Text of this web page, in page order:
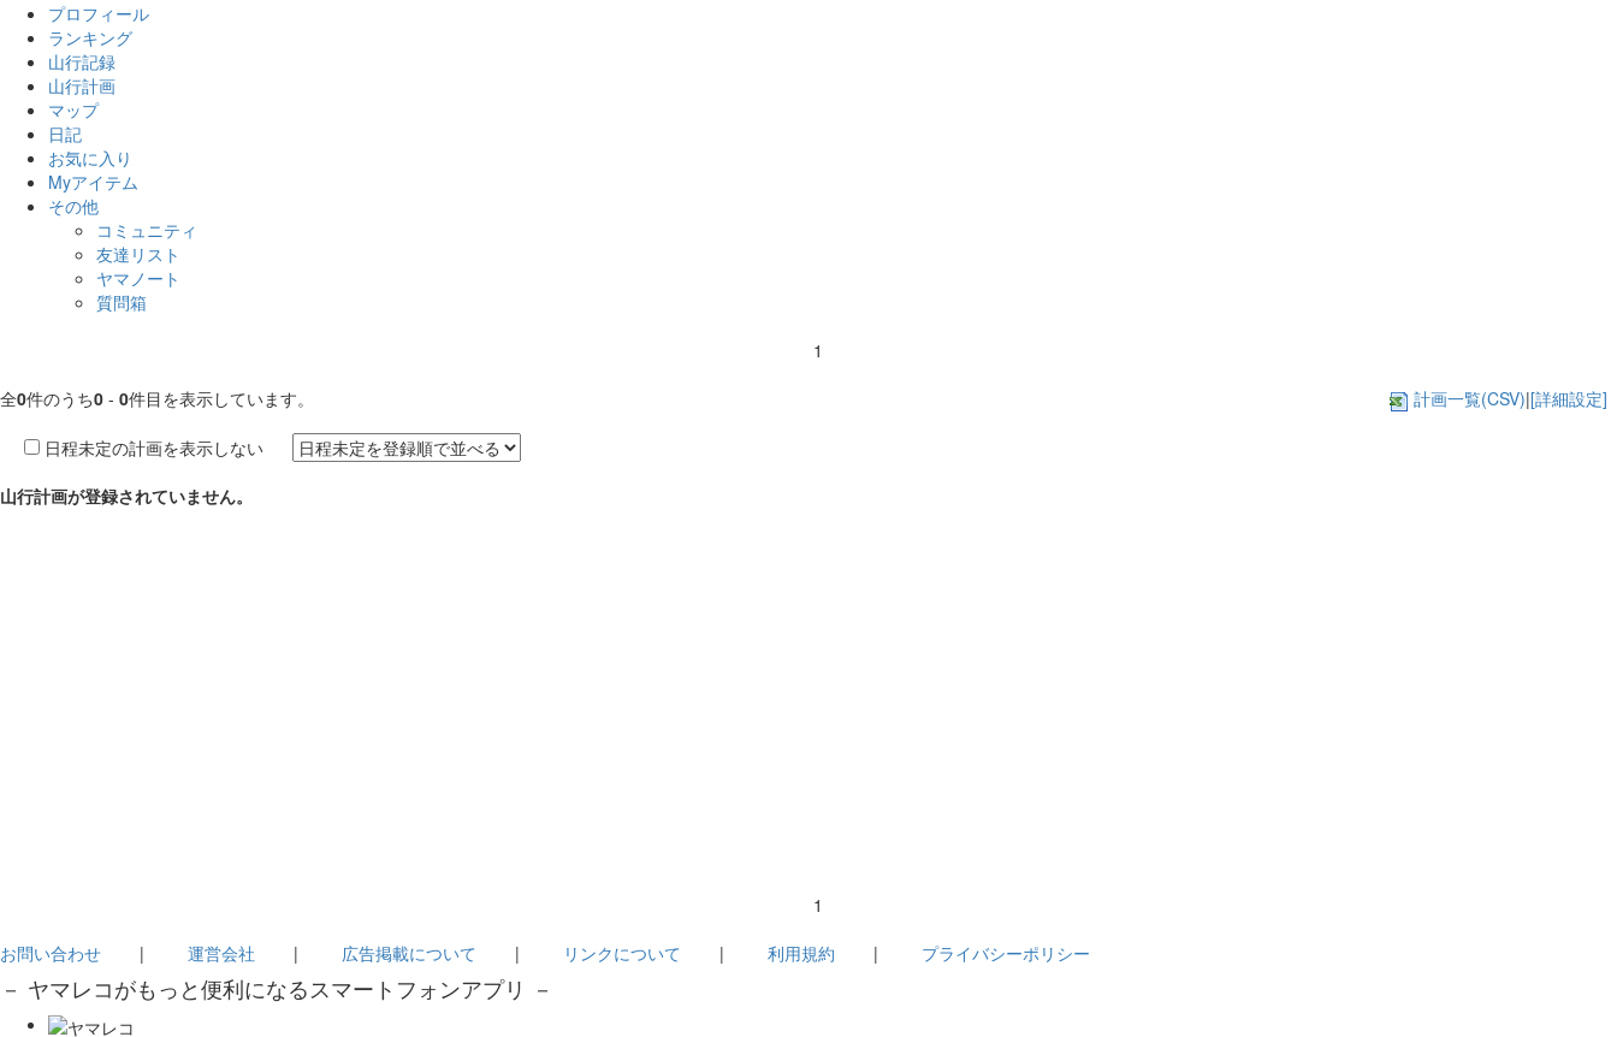
プロフィール
ランキング
山行記録
山行計画
マップ
日記
お気に入り
Myアイテム
その他
コミュニティ
友達リスト
ヤマノート
質問箱
1
全0件のうち0 - 0件目を表示しています。
日程未定の計画を表示しない
計画一覧(CSV)|[詳細設定]
山行計画が登録されていません。
1
お問い合わせ | 運営会社 | 広告掲載について | リンクについて | 利用規約 | プライバシーポリシー
－ ヤマレコがもっと便利になるスマートフォンアプリ －